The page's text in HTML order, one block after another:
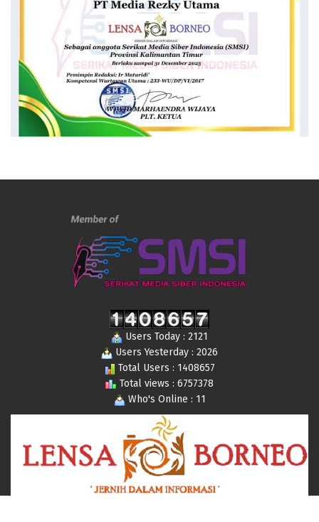
Users Today : 2121
Users Yesterday : 2026
Total Users : 1408657
Total views : 6757378
Who's Online : 11